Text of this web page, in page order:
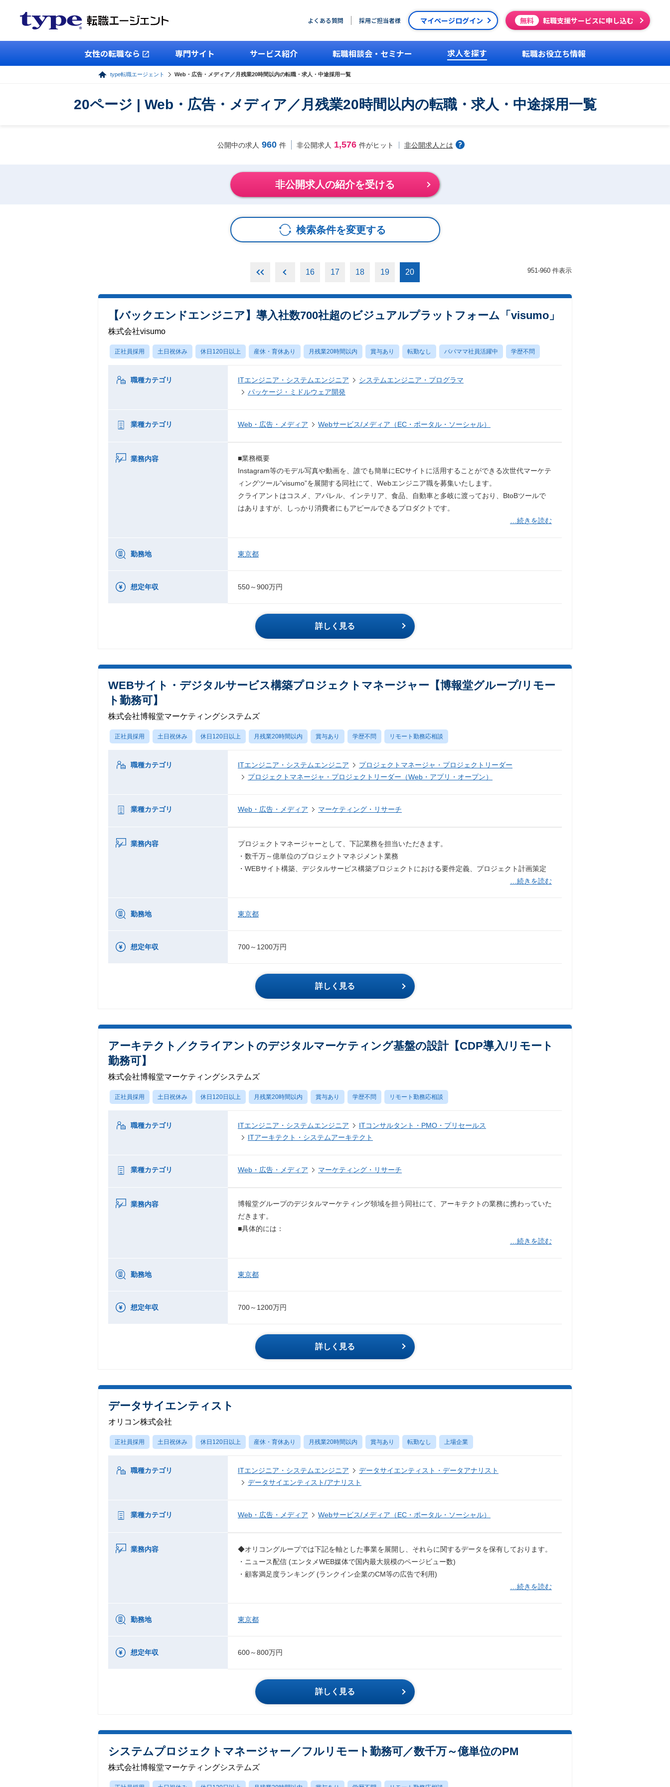
よくある質問 採用ご担当者様 マイページログイン 無料 転職支援サービスに申し込む
女性の転職なら 専門サイト サービス紹介 転職相談会・セミナー 求人を探す 転職お役立ち情報
type転職エージェント Web・広告・メディア／月残業20時間以内の転職・求人・中途採用一覧
20ページ | Web・広告・メディア／月残業20時間以内の転職・求人・中途採用一覧
公開中の求人 960 件 非公開求人 1,576 件がヒット 非公開求人とは
非公開求人の紹介を受ける
検索条件を変更する
16 17 18 19 20 951-960 件表示
【バックエンドエンジニア】導入社数700社超のビジュアルプラットフォーム「visumo」
株式会社visumo
正社員採用 土日祝休み 休日120日以上 産休・育休あり 月残業20時間以内 賞与あり 転勤なし パパママ社員活躍中 学歴不問
職種カテゴリ ITエンジニア・システムエンジニア
システムエンジニア・プログラマ
パッケージ・ミドルウェア開発
業種カテゴリ Web・広告・メディア Webサービス/メディア（EC・ポータル・ソーシャル）
業務内容
■業務概要
Instagram等のモデル写真や動画を、誰でも簡単にECサイトに活用することができる次世代マーケテ
ィングツール”visumo”を展開する同社にて、Webエンジニア職を募集いたします。
クライアントはコスメ、アパレル、インテリア、食品、自動車と多岐に渡っており、BtoBツールで
はありますが、しっかり消費者にもアピールできるプロダクトです。
…続きを読む
勤務地 東京都
想定年収 550～900万円
詳しく見る
WEBサイト・デジタルサービス構築プロジェクトマネージャー【博報堂グループ/リモー
ト勤務可】
株式会社博報堂マーケティングシステムズ
正社員採用 土日祝休み 休日120日以上 月残業20時間以内 賞与あり 学歴不問 リモート勤務応相談
職種カテゴリ ITエンジニア・システムエンジニア
プロジェクトマネージャ・プロジェクトリーダー
プロジェクトマネージャ・プロジェクトリーダー（Web・アプリ・オープン）
業種カテゴリ Web・広告・メディア マーケティング・リサーチ
業務内容
プロジェクトマネージャーとして、下記業務を担当いただきます。
・数千万～億単位のプロジェクトマネジメント業務
・WEBサイト構築、デジタルサービス構築プロジェクトにおける要件定義、プロジェクト計画策定
…続きを読む
勤務地 東京都
想定年収 700～1200万円
詳しく見る
アーキテクト／クライアントのデジタルマーケティング基盤の設計【CDP導入/リモート
勤務可】
株式会社博報堂マーケティングシステムズ
正社員採用 土日祝休み 休日120日以上 月残業20時間以内 賞与あり 学歴不問 リモート勤務応相談
職種カテゴリ ITエンジニア・システムエンジニア
ITコンサルタント・PMO・プリセールス
ITアーキテクト・システムアーキテクト
業種カテゴリ Web・広告・メディア マーケティング・リサーチ
業務内容
博報堂グループのデジタルマーケティング領域を担う同社にて、アーキテクトの業務に携わっていた
だきます。
■具体的には：
…続きを読む
勤務地 東京都
想定年収 700～1200万円
詳しく見る
データサイエンティスト
オリコン株式会社
正社員採用 土日祝休み 休日120日以上 産休・育休あり 月残業20時間以内 賞与あり 転勤なし 上場企業
職種カテゴリ ITエンジニア・システムエンジニア
データサイエンティスト・データアナリスト
データサイエンティスト/アナリスト
業種カテゴリ Web・広告・メディア Webサービス/メディア（EC・ポータル・ソーシャル）
業務内容
◆オリコングループでは下記を軸とした事業を展開し、それらに関するデータを保有しております。
・ニュース配信 (エンタメWEB媒体で国内最大規模のページビュー数)
・顧客満足度ランキング (ランクイン企業のCM等の広告で利用)
…続きを読む
勤務地 東京都
想定年収 600～800万円
詳しく見る
システムプロジェクトマネージャー／フルリモート勤務可／数千万～億単位のPM
株式会社博報堂マーケティングシステムズ